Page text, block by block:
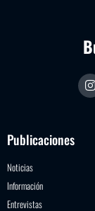
Publicaciones
Noticias
Información
Entrevistas